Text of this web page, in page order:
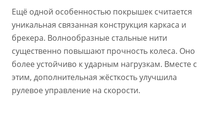
Ещё одной особенностью покрышек считается
уникальная связанная конструкция каркаса и
брекера. Волнообразные стальные нити
существенно повышают прочность колеса. Оно
более устойчиво к ударным нагрузкам. Вместе с
этим, дополнительная жёсткость улучшила
рулевое управление на скорости.